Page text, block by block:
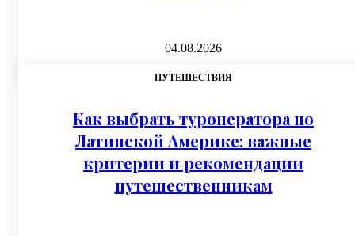
04.08.2026
ПУТЕШЕСТВИЯ
Как выбрать туроператора по
Латинской Америке: важные
критерии и рекомендации
путешественникам